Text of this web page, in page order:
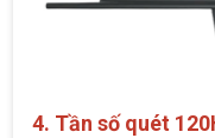
4. Tần số quét